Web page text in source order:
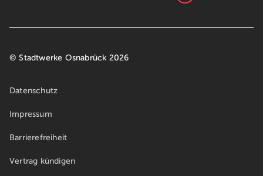
© Stadtwerke Osnabrück 2026
Datenschutz
Impressum
Barrierefreiheit
Vertrag kündigen